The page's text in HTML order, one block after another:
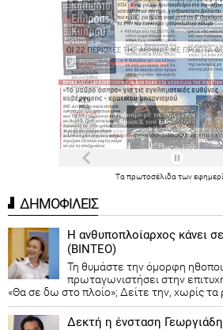
Τα πρωτοσέλιδα των
ΔΗΜΟΦΙΛΕΙΣ
Η ανθυποπλοίαρχος κάνει
(ΒΙΝΤΕΟ)
Τη θυμάστε την όμορφη
πρωταγωνιστήσει στην
«Θα σε δω στο πλοίο»; Δείτε την, χωρίς τα
Δεκτή η ένσταση